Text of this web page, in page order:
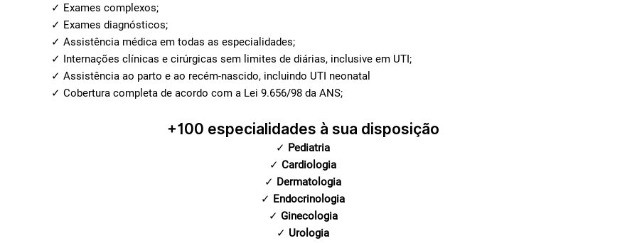
✓ Exames complexos;
✓ Exames diagnósticos;
✓ Assistência médica em todas as especialidades;
✓ Internações clínicas e cirúrgicas sem limites de diárias, inclusive em UTI;
✓ Assistência ao parto e ao recém-nascido, incluindo UTI neonatal
✓ Cobertura completa de acordo com a Lei 9.656/98 da ANS;
+100 especialidades à sua disposição
✓ Pediatria
✓Cardiologia
✓ Dermatologia
✓ Endocrinologia
✓ Ginecologia
✓ Urologia